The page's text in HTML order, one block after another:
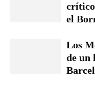
el
Los
de un